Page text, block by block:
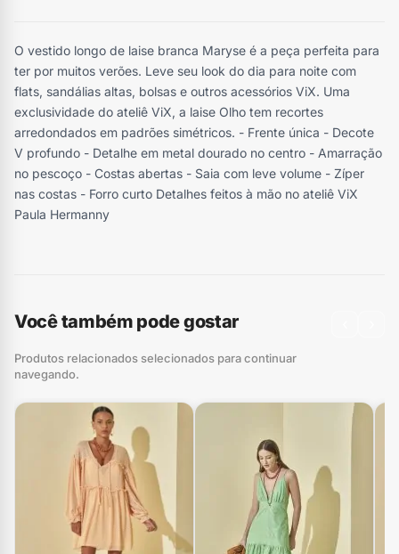
O vestido longo de laise branca Maryse é a peça perfeita para
ter por muitos verões. Leve seu look do dia para noite com
flats, sandálias altas, bolsas e outros acessórios ViX. Uma
exclusividade do ateliê ViX, a laise Olho tem recortes
arredondados em padrões simétricos. - Frente única - Decote
V profundo - Detalhe em metal dourado no centro - Amarração
no pescoço - Costas abertas - Saia com leve volume - Zíper
nas costas - Forro curto Detalhes feitos à mão no ateliê ViX
Paula Hermanny
Você também pode gostar
Produtos relacionados selecionados para continuar
navegando.